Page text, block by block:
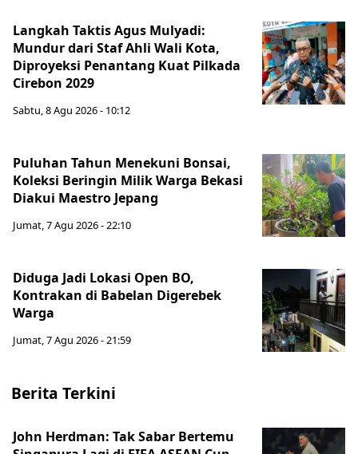
Langkah Taktis Agus Mulyadi:
Mundur dari Staf Ahli Wali Kota,
Diproyeksi Penantang Kuat Pilkada
Cirebon 2029
Sabtu, 8 Agu 2026 - 10:12
Puluhan Tahun Menekuni Bonsai,
Koleksi Beringin Milik Warga Bekasi
Diakui Maestro Jepang
Jumat, 7 Agu 2026 - 22:10
Diduga Jadi Lokasi Open BO,
Kontrakan di Babelan Digerebek
Warga
Jumat, 7 Agu 2026 - 21:59
Berita Terkini
John Herdman: Tak Sabar Bertemu